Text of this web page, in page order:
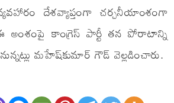
దేశవ్యాప్తంగా చర్చనీయాంశంగా
కాంగ్రెస్ పార్టీ తన పోరాటాన్ని
మహేష్‌కుమార్ గౌడ్ వెల్లడించారు.